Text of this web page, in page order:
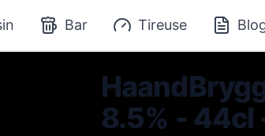
Bar Tireuse
8.5% - 44cl